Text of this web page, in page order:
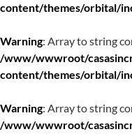
content/themes/orbital/
Warning: Array to string
/www/wwwroot/
content/themes/orbital/
Warning: Array to string
/www/wwwroot/